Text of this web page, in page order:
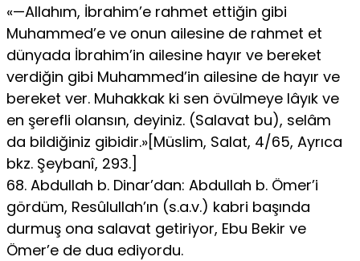
«—Allahım, İbrahim’e rahmet ettiğin gibi
Muhammed’e ve onun ailesine de rahmet et
dünyada İbrahim’in ailesine hayır ve bereket
verdiğin gibi Muhammed’in ailesine de hayır ve
bereket ver. Muhakkak ki sen övülmeye lâyık ve
en şerefli olansın, deyiniz. (Salavat bu), selâm
da bildiğiniz gibidir.»[Müslim, Salat, 4/65, Ayrıca
bkz. Şeybanî, 293.]
68. Abdullah b. Dinar’dan: Abdullah b. Ömer’i
gördüm, Resûlullah’ın (s.a.v.) kabri başında
durmuş ona salavat getiriyor, Ebu Bekir ve
Ömer’e de dua ediyordu.